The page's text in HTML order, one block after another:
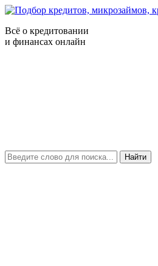
Всё о кредитовании
и финансах онлайн
Найти